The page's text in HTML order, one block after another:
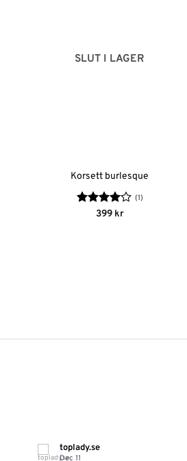
SLUT I LAGER
Korsett burlesque
Betygsatt
(1)
399 kr
toplady.se
Dec 11